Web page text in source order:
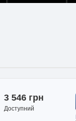
3 546 грн
Доступний